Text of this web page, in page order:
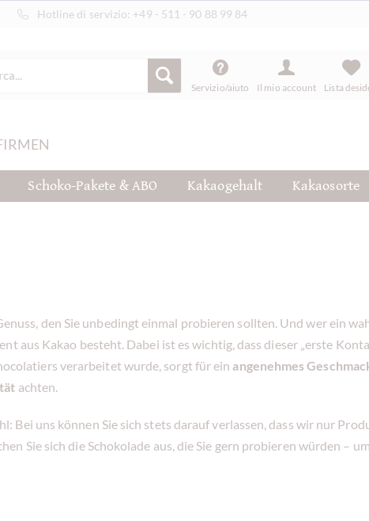
Hotline di servizio: +49 - 511 - 90 88 99 84
Servizio/aiuto Il mio account Lista
Schoko-Pakete & ABO Kakaogehalt Kakaosorte
den Sie unbedingt einmal probieren sollten. Und wer ein
aus Kakao besteht. Dabei ist es wichtig, dass dieser „erste
verarbeitet wurde, sorgt für ein angenehmes
achten.
uns können Sie sich stets darauf verlassen, dass wir nur
Sie sich die Schokolade aus, die Sie gern probieren würden –